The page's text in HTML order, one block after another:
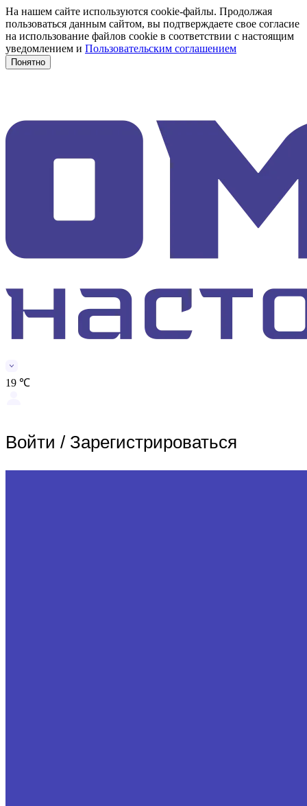
На нашем сайте используются cookie-файлы. Продолжая
пользоваться данным сайтом, вы подтверждаете свое согласие
на использование файлов cookie в соответствии с настоящим
уведомлением и Пользовательским соглашением
Понятно
19 ℃
Войти / Зарегистрироваться